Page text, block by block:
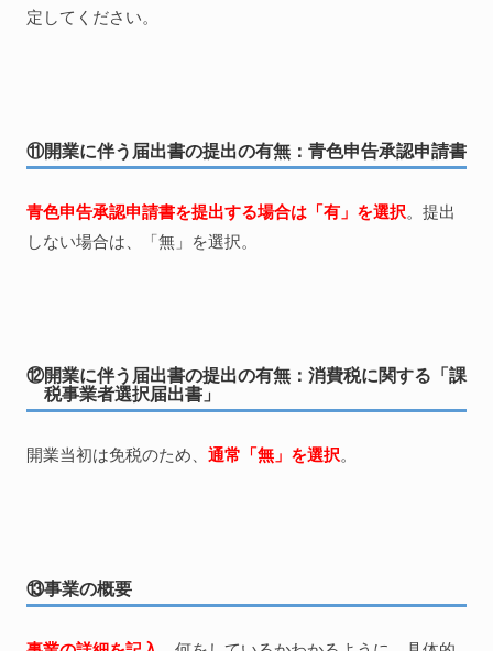
定してください。
⑪開業に伴う届出書の提出の有無：青色申告承認申請書
青色申告承認申請書を提出する場合は「有」を選択。提出
しない場合は、「無」を選択。
⑫開業に伴う届出書の提出の有無：消費税に関する「課
税事業者選択届出書」
開業当初は免税のため、 通常「無」を選択。
⑬事業の概要